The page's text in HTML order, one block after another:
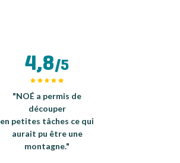
4,8/5
"NOÉ a permis de
découper
en petites tâches ce qui
aurait pu être une
montagne."